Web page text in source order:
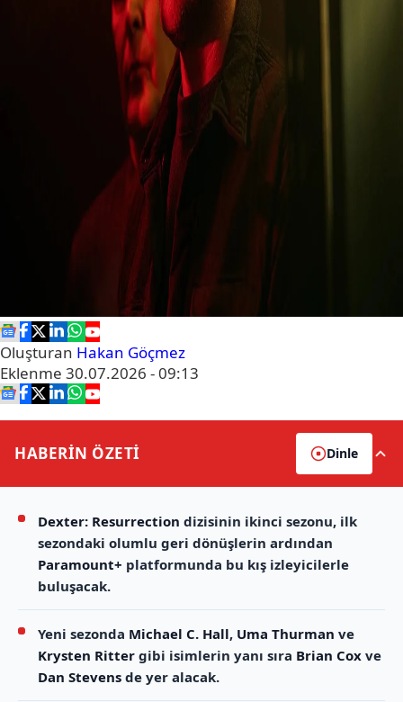
Oluşturan Hakan Göçmez
Eklenme 30.07.2026 - 09:13
HABERİN ÖZETİ Dinle
Dexter: Resurrection dizisinin ikinci sezonu, ilk
sezondaki olumlu geri dönüşlerin ardından
Paramount+ platformunda bu kış izleyicilerle
buluşacak.
Yeni sezonda Michael C. Hall, Uma Thurman ve
Krysten Ritter gibi isimlerin yanı sıra Brian Cox ve
Dan Stevens de yer alacak.